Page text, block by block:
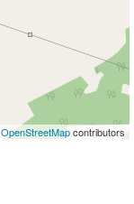
OpenStreetMapcontributors